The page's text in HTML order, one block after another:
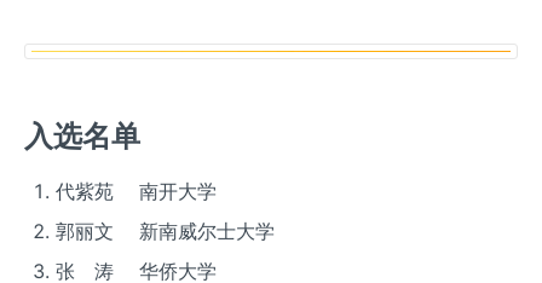
入选名单
代紫苑 南开大学
郭丽文 新南威尔士大学
张 涛 华侨大学